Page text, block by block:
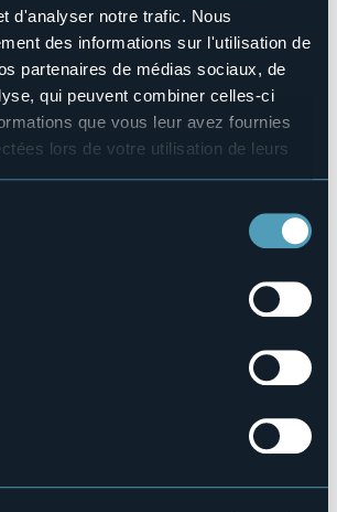
d'analyser notre trafic. Nous
des informations sur l'utilisation de
partenaires de médias sociaux, de
qui peuvent combiner celles-ci
que vous leur avez fournies
lors de votre utilisation de leurs
et de les supprimer,
cliquez ici
oppure +39 0323 497349 (da
alle 18.00)
natale-2023-case-di-
g…